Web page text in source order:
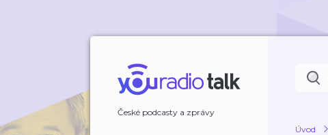
České podcasty a zprávy
Úvod